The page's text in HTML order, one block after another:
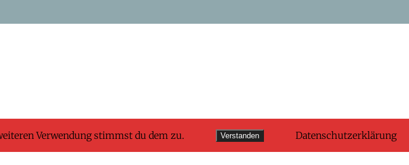
Verwendung stimmst du dem zu. Verstanden Datenschutzerklärung